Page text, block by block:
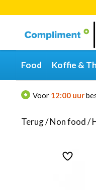
Merken
Food Koffie &
Voor 12:00 uur
Terug/Non food/